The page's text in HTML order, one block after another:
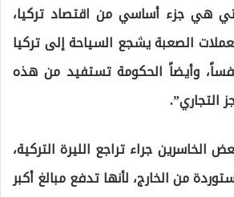
هي جزء أساسي من اقتصاد تركيا،
الصعبة يشجع السياحة إلى تركيا
وأيضاً الحكومة تستفيد من هذه
التجاري”.
الخاسرين جراء تراجع الليرة التركية،
من الخارج، لأنها تدفع مبالغ أكبر